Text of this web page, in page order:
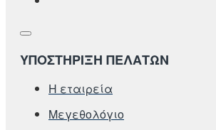
ΥΠΟΣΤΗΡΙΞΗ ΠΕΛΑΤΩΝ
Η εταιρεία
Μεγεθολόγιο